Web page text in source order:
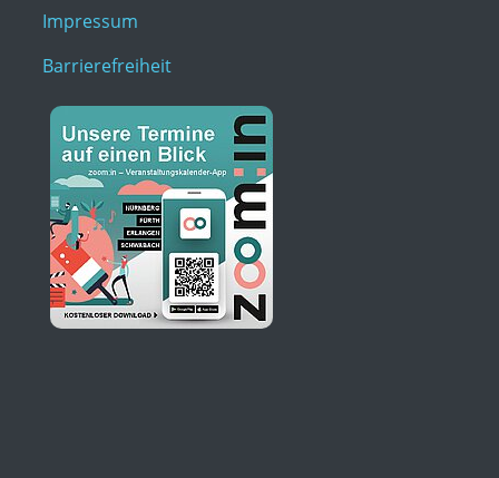
Impressum
Barrierefreiheit